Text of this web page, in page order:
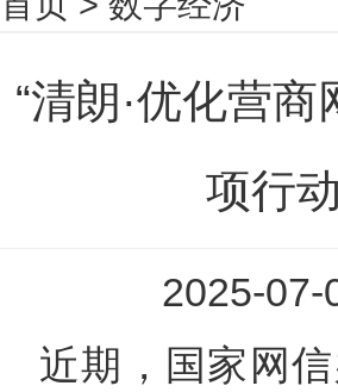
“清朗·优化营
项行
2025-
近期，国家网